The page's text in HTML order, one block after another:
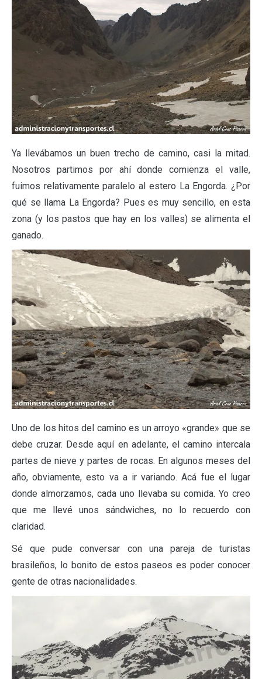
Ya llevábamos un buen trecho de camino, casi la mitad.
Nosotros partimos por ahí donde comienza el valle,
fuimos relativamente paralelo al estero La Engorda. ¿Por
qué se llama La Engorda? Pues es muy sencillo, en esta
zona (y los pastos que hay en los valles) se alimenta el
ganado.
Uno de los hitos del camino es un arroyo «grande» que se
debe cruzar. Desde aquí en adelante, el camino intercala
partes de nieve y partes de rocas. En algunos meses del
año, obviamente, esto va a ir variando. Acá fue el lugar
donde almorzamos, cada uno llevaba su comida. Yo creo
que me llevé unos sándwiches, no lo recuerdo con
claridad.
Sé que pude conversar con una pareja de turistas
brasileños, lo bonito de estos paseos es poder conocer
gente de otras nacionalidades.